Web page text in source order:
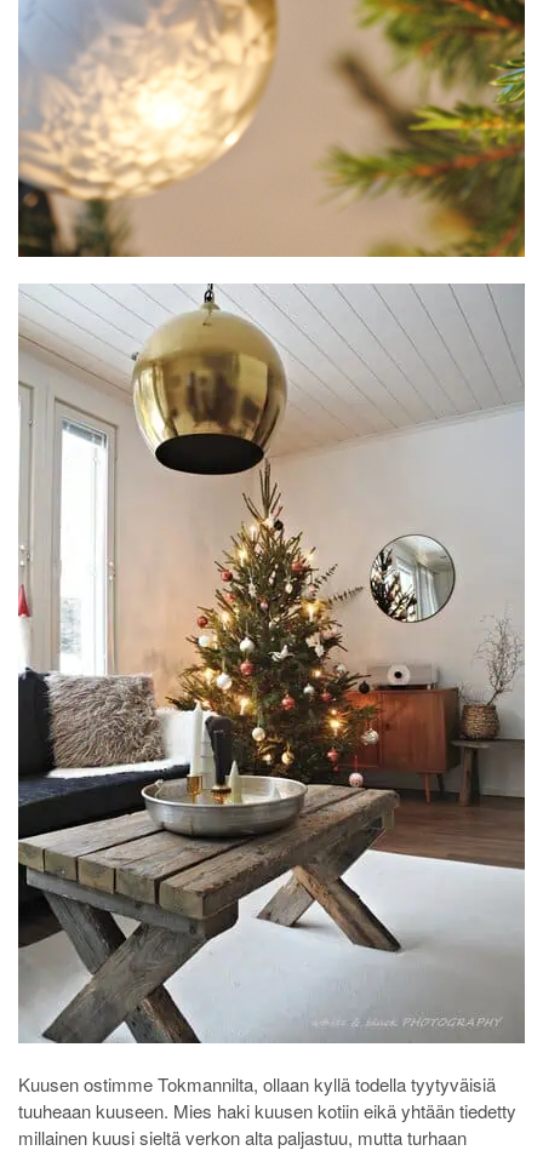
Kuusen ostimme Tokmannilta, ollaan kyllä todella tyytyväisiä
tuuheaan kuuseen. Mies haki kuusen kotiin eikä yhtään tiedetty
millainen kuusi sieltä verkon alta paljastuu, mutta turhaan